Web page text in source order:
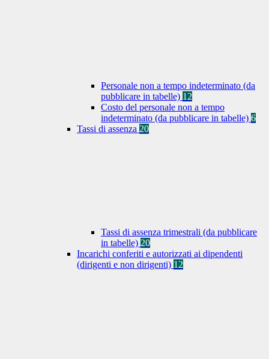
Personale non a tempo indeterminato (da
pubblicare in tabelle) 12
Costo del personale non a tempo
indeterminato (da pubblicare in tabelle) 6
Tassi di assenza 20
Tassi di assenza trimestrali (da pubblicare
in tabelle) 20
Incarichi conferiti e autorizzati ai dipendenti
(dirigenti e non dirigenti) 12